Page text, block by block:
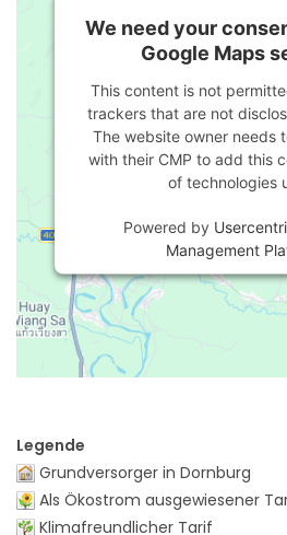
We need your
Google Maps
This content is not
trackers that are not
The website owner needs
with their CMP to add this
of technologies
Powered by
Management
Legende
Grundversorger in Dornburg
Als Ökostrom ausgewiesener
Klimafreundlicher Tarif